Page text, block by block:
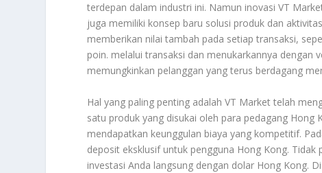
terdepan dalam industri ini. Namun inovasi VT
juga memiliki konsep baru solusi produk dan
memberikan nilai tambah pada setiap transaksi,
poin. melalui transaksi dan menukarkannya dengan
memungkinkan pelanggan yang terus berdagang
Hal yang paling penting adalah VT Market telah
satu produk yang disukai oleh para pedagang Hong
mendapatkan keunggulan biaya yang kompetitif.
deposit eksklusif untuk pengguna Hong Kong.
investasi Anda langsung dengan dolar Hong Kong.